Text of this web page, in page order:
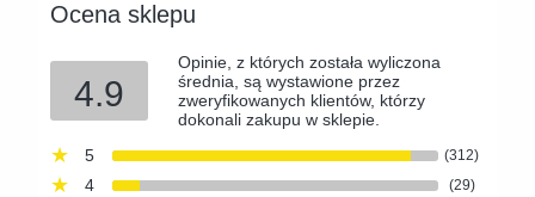
Ocena sklepu
4.9
Opinie, z których została wyliczona
średnia, są wystawione przez
zweryfikowanych klientów, którzy
dokonali zakupu w sklepie.
5
(312)
4 (29)